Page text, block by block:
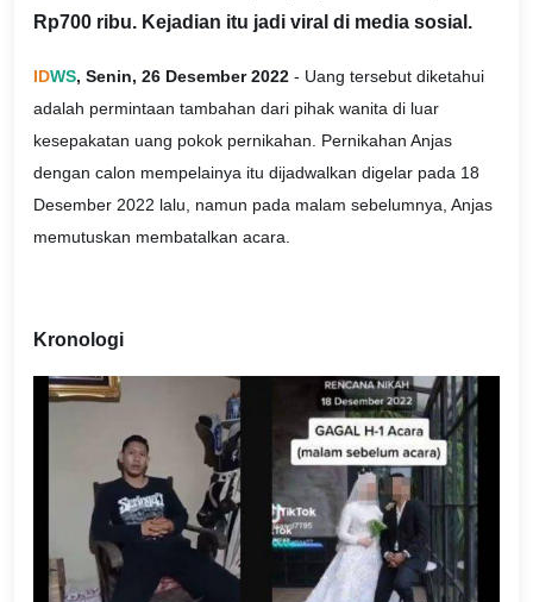
Rp700 ribu. Kejadian itu jadi viral di media sosial.
IDWS, Senin, 26 Desember 2022 - Uang tersebut diketahui
adalah permintaan tambahan dari pihak wanita di luar
kesepakatan uang pokok pernikahan. Pernikahan Anjas
dengan calon mempelainya itu dijadwalkan digelar pada 18
Desember 2022 lalu, namun pada malam sebelumnya, Anjas
memutuskan membatalkan acara.
Kronologi